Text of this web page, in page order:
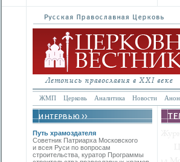
ЖМП Церковь Аналитика Новости
Путь храмоздателя
Советник Патриарха Московского
и всея Руси по вопросам
строительства, куратор Программы